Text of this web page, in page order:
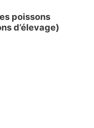
poissons
d’élevage)